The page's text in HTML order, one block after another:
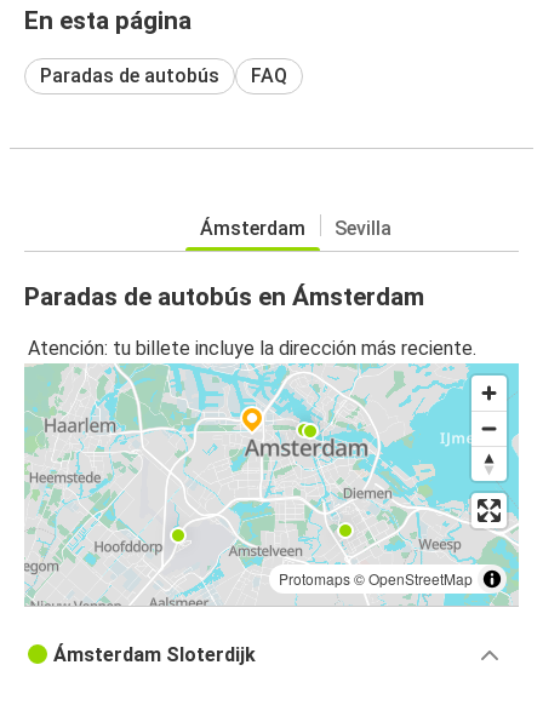
En esta página
Paradas de autobús FAQ
Ámsterdam Sevilla
Paradas de autobús en Ámsterdam
Atención: tu billete incluye la dirección más reciente.
Protomaps©OpenStreetMap
Ámsterdam Sloterdijk